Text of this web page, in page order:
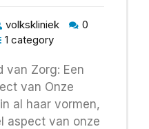
volkskliniek
0
1 category
van Zorg: Een
van Onze
al haar vormen,
aspect van onze